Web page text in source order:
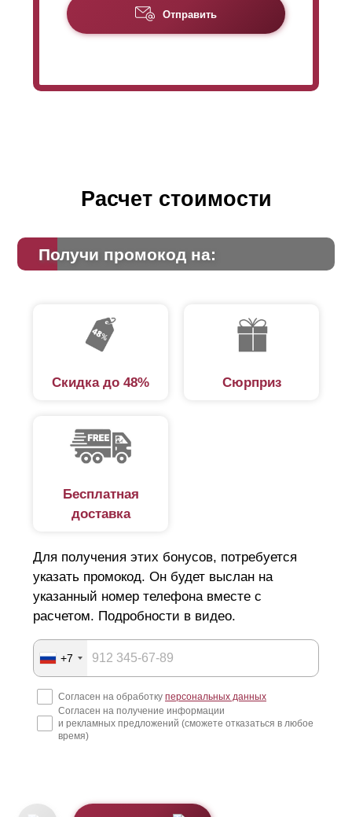
Отправить
Расчет стоимости
Получи промокод на:
Скидка до 48% Сюрприз
Бесплатная
доставка
Для получения этих бонусов, потребуется
указать промокод. Он будет выслан на
указанный номер телефона вместе с
расчетом. Подробности в видео.
+7
Согласен на обработку персональных данных
Согласен на получение информации
и рекламных предложений (сможете отказаться в любое
время)